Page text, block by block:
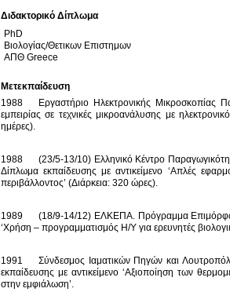
Διδακτορικό Δίπλωμα
PhD
Βιολογίας/Θετικων Επιστημων
ΑΠΘ Greece
Μετεκπαίδευση
1988 	Εργαστήριο Ηλεκτρονικής Μικροσκοπίας
εμπειρίας σε τεχνικές μικροανάλυσης με
1988 	(23/5-13/10) Ελληνικό Κέντρο
Δίπλωμα εκπαίδευσης με αντικείμενο ‘Απλές
1989 	(18/9-14/12) ΕΛΚΕΠΑ. Πρόγραμμα
1991 	Σύνδεσμος Ιαματικών Πηγών και
εκπαίδευσης με αντικείμενο ‘Αξιοποίηση των